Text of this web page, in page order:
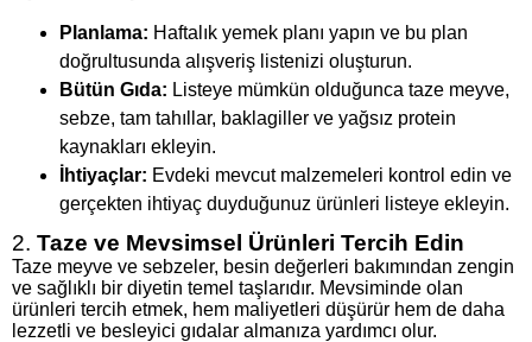
Planlama: Haftalık yemek planı yapın ve bu plan
doğrultusunda alışveriş listenizi oluşturun.
Bütün Gıda: Listeye mümkün olduğunca taze meyve,
sebze, tam tahıllar, baklagiller ve yağsız protein
kaynakları ekleyin.
İhtiyaçlar: Evdeki mevcut malzemeleri kontrol edin ve
gerçekten ihtiyaç duyduğunuz ürünleri listeye ekleyin.
2. Taze ve Mevsimsel Ürünleri Tercih Edin
Taze meyve ve sebzeler, besin değerleri bakımından zengin
ve sağlıklı bir diyetin temel taşlarıdır. Mevsiminde olan
ürünleri tercih etmek, hem maliyetleri düşürür hem de daha
lezzetli ve besleyici gıdalar almanıza yardımcı olur.